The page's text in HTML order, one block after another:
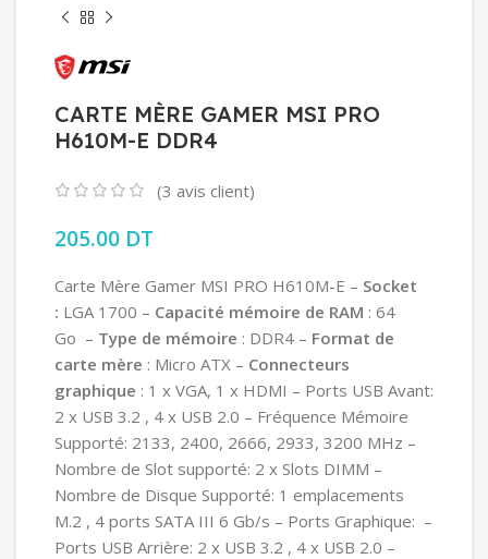
CARTE MÈRE GAMER MSI PRO
H610M-E DDR4
(3 avis client)
205.00 DT
Carte Mère Gamer MSI PRO H610M-E – Socket
: LGA 1700 – Capacité mémoire de RAM : 64
Go – Type de mémoire : DDR4 – Format de
carte mère : Micro ATX – Connecteurs
graphique : 1 x VGA, 1 x HDMI – Ports USB Avant:
2 x USB 3.2 , 4 x USB 2.0 – Fréquence Mémoire
Supporté: 2133, 2400, 2666, 2933, 3200 MHz –
Nombre de Slot supporté: 2 x Slots DIMM –
Nombre de Disque Supporté: 1 emplacements
M.2 , 4 ports SATA III 6 Gb/s – Ports Graphique: –
Ports USB Arrière: 2 x USB 3.2 , 4 x USB 2.0 –